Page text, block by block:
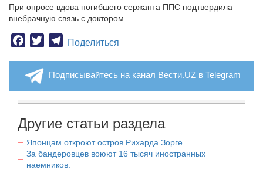
При опросе вдова погибшего сержанта ППС подтвердила
внебрачную связь с доктором.
Facebook
TwitterTelegram
Поделиться
Подписывайтесь на канал Вести.UZ в Telegram
Другие статьи раздела
Японцам откроют остров Рихарда Зорге
За бандеровцев воюют 16 тысяч иностранных
наемников.